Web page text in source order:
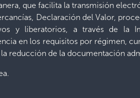
que facilita la transmisión
Declaración del Valor,
y liberatorios, a través de la
en los requisitos por régimen,
reducción de la documentación